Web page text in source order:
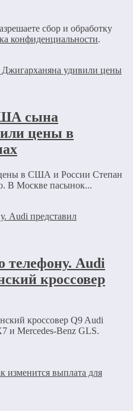
сбор и обработку
конфиденциальности.
сына
цены в
в США и России Степан
В Москве пасынок...
телефону. Audi
кроссовер
кроссовер Q9 Audi
и Mercedes-Benz GLS.